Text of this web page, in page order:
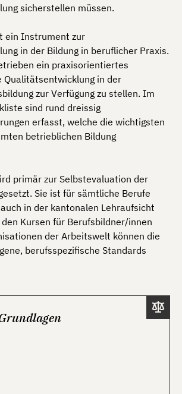
sicherstellen müssen.
ein Instrument zur
in der Bildung in beruflicher Praxis.
ein praxisorientiertes
in der
zur Verfügung zu stellen. Im
sind rund dreissig
erfasst, welche die wichtigsten
betrieblichen Bildung
primär zur Selbstevaluation der
Sie ist für sämtliche Berufe
in der kantonalen Lehraufsicht
Kursen für Berufsbildner/innen
der Arbeitswelt können die
berufsspezifische Standards